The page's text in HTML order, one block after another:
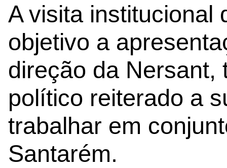
A visita institucional
objetivo a
direção da Nersant,
político reiterado a
trabalhar em
Santarém.